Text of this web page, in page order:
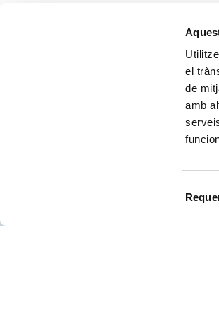
el
de
amb
CONTACTA'NS
Centre de Control